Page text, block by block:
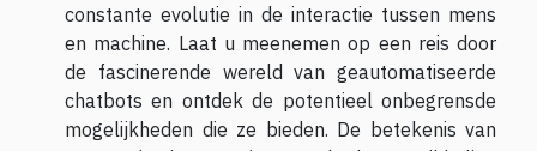
constante evolutie in de interactie tussen mens
en machine. Laat u meenemen op een reis door
de fascinerende wereld van geautomatiseerde
chatbots en ontdek de potentieel onbegrensde
mogelijkheden die ze bieden. De betekenis van